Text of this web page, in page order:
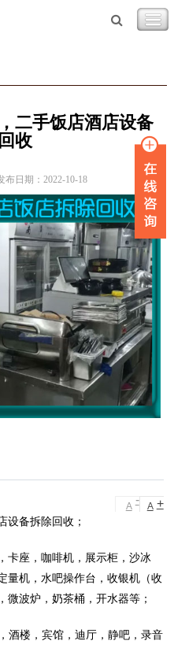
二手饭店酒店设备
收
布日期：2022-10-18
A - A +
设备拆除回收；
卡座，咖啡机，展示柜，沙冰
量机，水吧操作台，收银机（收
微波炉，奶茶桶，开水器等；
酒楼，宾馆，迪厅，静吧，录音